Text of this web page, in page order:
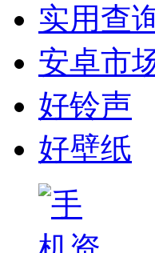
实用查
安卓市
好铃声
好壁纸